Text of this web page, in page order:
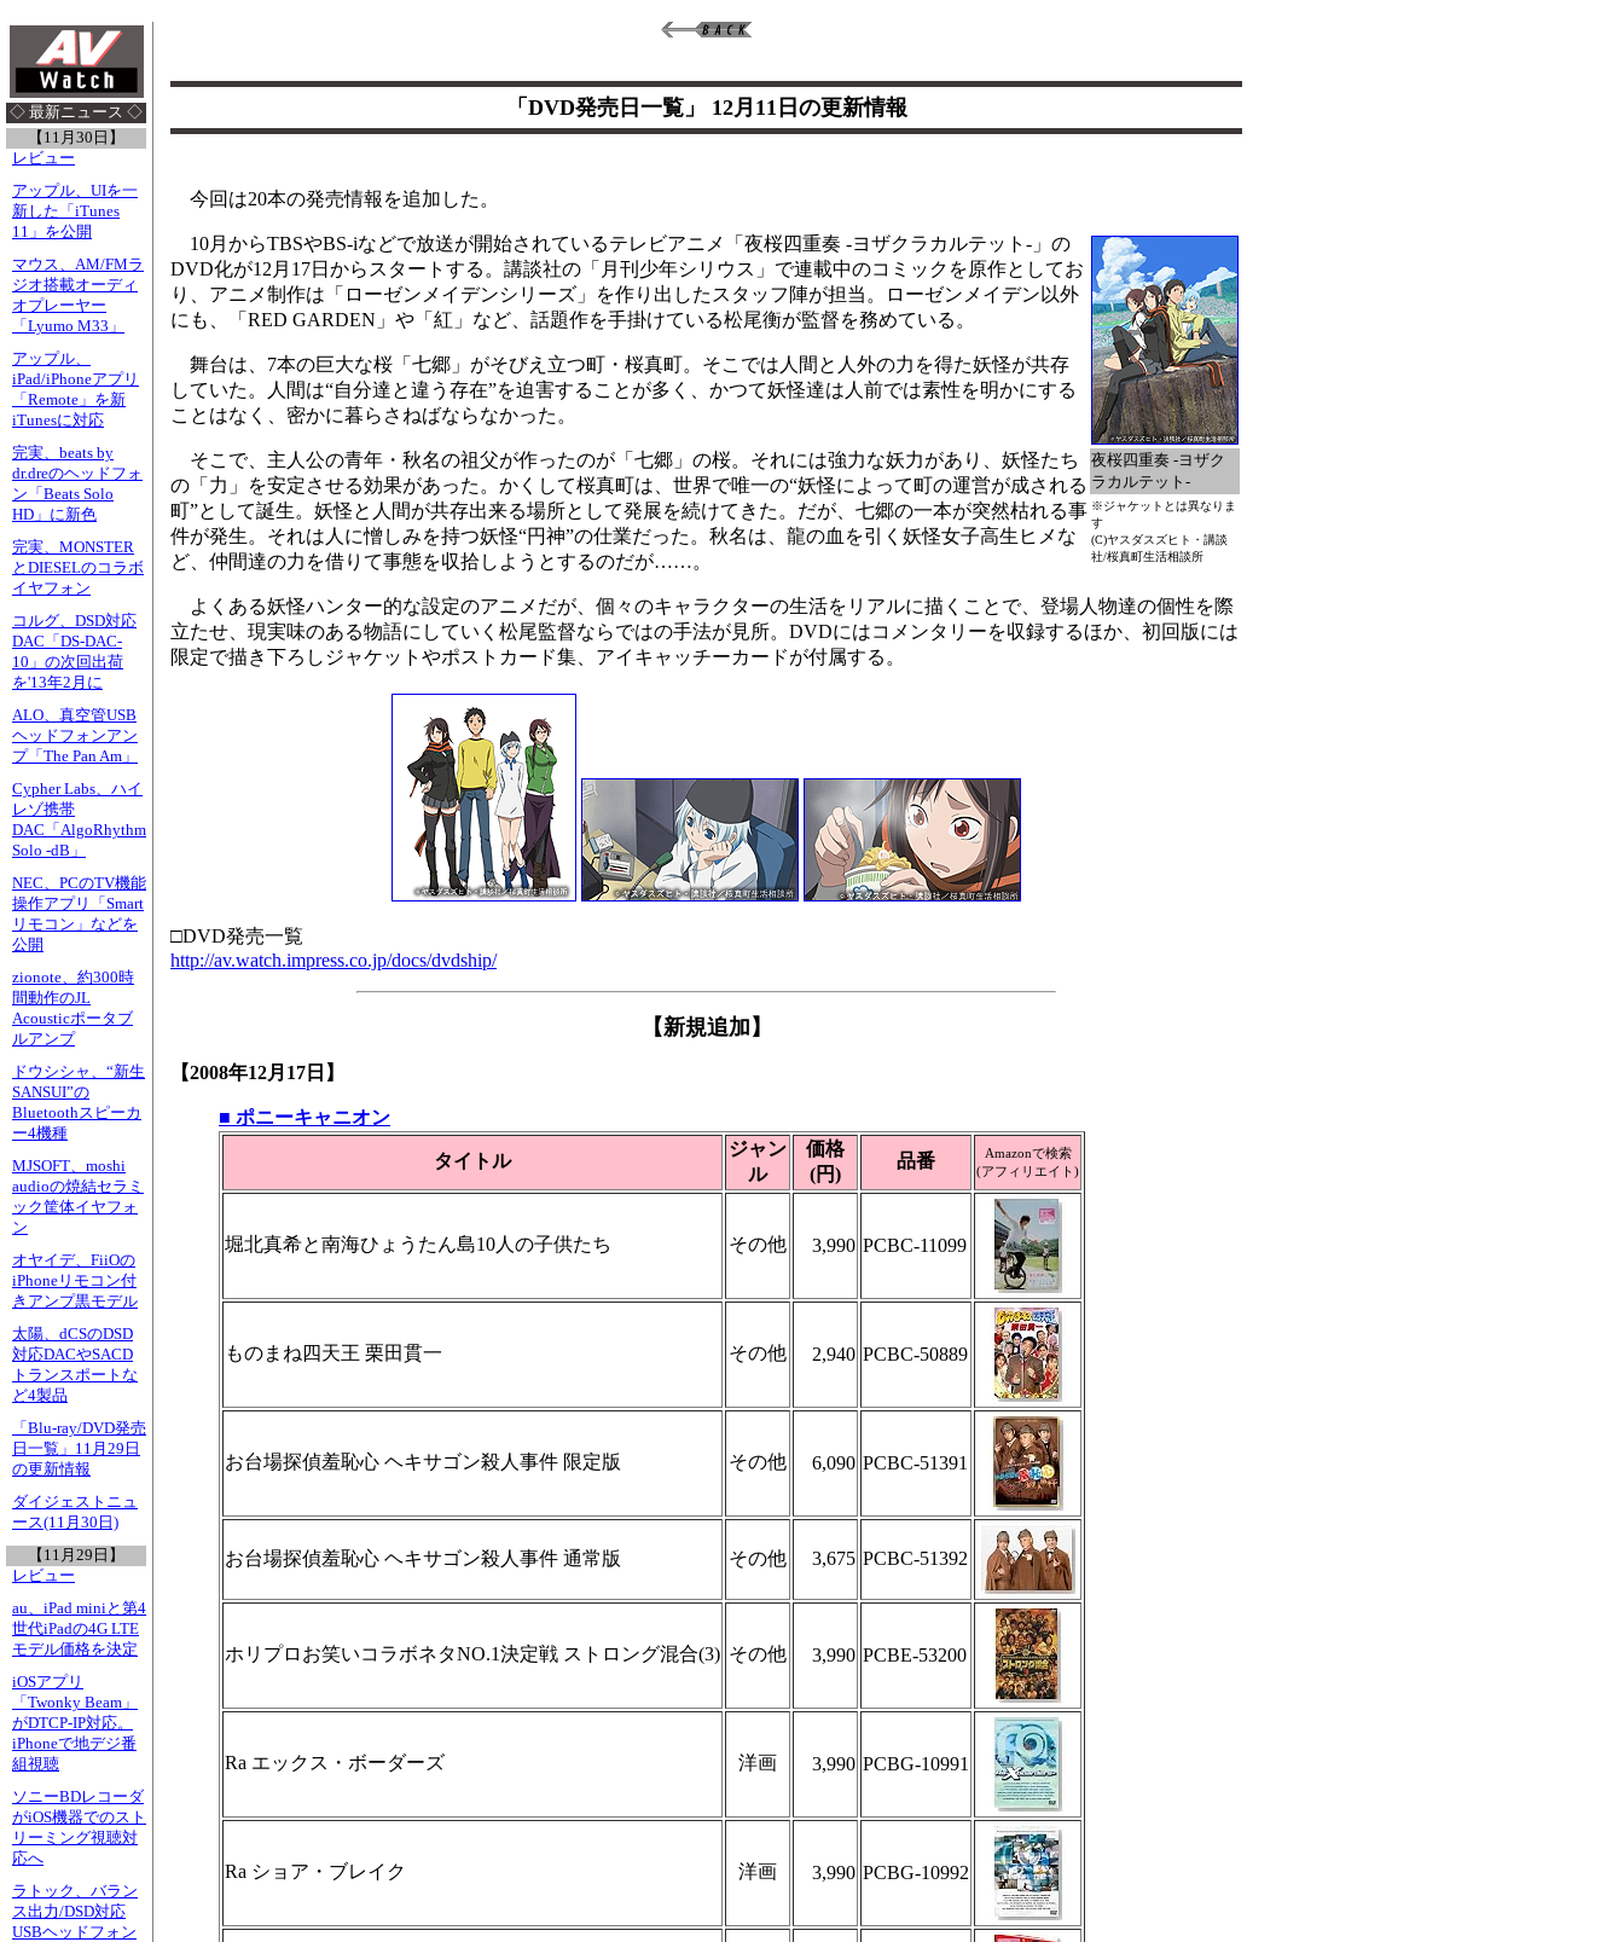
◇ 最新ニュース ◇
【11月30日】
レビュー
アップル、UIを一
新した「iTunes
11」を公開
マウス、AM/FMラ
ジオ搭載オーディ
オプレーヤー
「Lyumo M33」
アップル、
iPad/iPhoneアプリ
「Remote」を新
iTunesに対応
完実、beats by
dr.dreのヘッドフォ
ン「Beats Solo
HD」に新色
完実、MONSTER
とDIESELのコラボ
イヤフォン
コルグ、DSD対応
DAC「DS-DAC-
10」の次回出荷
を'13年2月に
ALO、真空管USB
ヘッドフォンアン
プ「The Pan Am」
Cypher Labs、ハイ
レゾ携帯
DAC「AlgoRhythm
Solo -dB」
NEC、PCのTV機能
操作アプリ「Smart
リモコン」などを
公開
zionote、約300時
間動作のJL
Acousticポータブ
ルアンプ
ドウシシャ、“新生
SANSUI”の
Bluetoothスピーカ
ー4機種
MJSOFT、moshi
audioの焼結セラミ
ック筐体イヤフォ
ン
オヤイデ、FiiOの
iPhoneリモコン付
きアンプ黒モデル
太陽、dCSのDSD
対応DACやSACD
トランスポートな
ど4製品
「Blu-ray/DVD発売
日一覧」11月29日
の更新情報
ダイジェストニュ
ース(11月30日)
【11月29日】
レビュー
au、iPad miniと第4
世代iPadの4G LTE
モデル価格を決定
iOSアプリ
「Twonky Beam」
がDTCP-IP対応。
iPhoneで地デジ番
組視聴
ソニーBDレコーダ
がiOS機器でのスト
リーミング視聴対
応へ
ラトック、バラン
ス出力/DSD対応
USBヘッドフォン
「DVD発売日一覧」 12月11日の更新情報
今回は20本の発売情報を追加した。
夜桜四重奏 -ヨザク
ラカルテット-
※ジャケットとは異なりま
す
(C)ヤスダスズヒト・講談
社/桜真町生活相談所
10月からTBSやBS-iなどで放送が開始されているテレビアニメ「夜桜四重奏 -ヨザクラカルテット-」の
DVD化が12月17日からスタートする。講談社の「月刊少年シリウス」で連載中のコミックを原作としてお
り、アニメ制作は「ローゼンメイデンシリーズ」を作り出したスタッフ陣が担当。ローゼンメイデン以外
にも、「RED GARDEN」や「紅」など、話題作を手掛けている松尾衡が監督を務めている。
舞台は、7本の巨大な桜「七郷」がそびえ立つ町・桜真町。そこでは人間と人外の力を得た妖怪が共存
していた。人間は“自分達と違う存在”を迫害することが多く、かつて妖怪達は人前では素性を明かにする
ことはなく、密かに暮らさねばならなかった。
そこで、主人公の青年・秋名の祖父が作ったのが「七郷」の桜。それには強力な妖力があり、妖怪たち
の「力」を安定させる効果があった。かくして桜真町は、世界で唯一の“妖怪によって町の運営が成される
町”として誕生。妖怪と人間が共存出来る場所として発展を続けてきた。だが、七郷の一本が突然枯れる事
件が発生。それは人に憎しみを持つ妖怪“円神”の仕業だった。秋名は、龍の血を引く妖怪女子高生ヒメな
ど、仲間達の力を借りて事態を収拾しようとするのだが……。
よくある妖怪ハンター的な設定のアニメだが、個々のキャラクターの生活をリアルに描くことで、登場人物達の個性を際
立たせ、現実味のある物語にしていく松尾監督ならではの手法が見所。DVDにはコメンタリーを収録するほか、初回版には
限定で描き下ろしジャケットやポストカード集、アイキャッチーカードが付属する。
□DVD発売一覧
http://av.watch.impress.co.jp/docs/dvdship/
【新規追加】
【2008年12月17日】
■ ポニーキャニオン
タイトル
ジャン
ル
価格
(円)
品番
Amazonで検索
(アフィリエイト)
堀北真希と南海ひょうたん島10人の子供たち その他 3,990 PCBC-11099
ものまね四天王 栗田貫一 その他 2,940 PCBC-50889
お台場探偵羞恥心 ヘキサゴン殺人事件 限定版 その他 6,090 PCBC-51391
お台場探偵羞恥心 ヘキサゴン殺人事件 通常版 その他 3,675 PCBC-51392
ホリプロお笑いコラボネタNO.1決定戦 ストロング混合(3) その他 3,990 PCBE-53200
Ra エックス・ボーダーズ 洋画 3,990 PCBG-10991
Ra ショア・ブレイク 洋画 3,990 PCBG-10992